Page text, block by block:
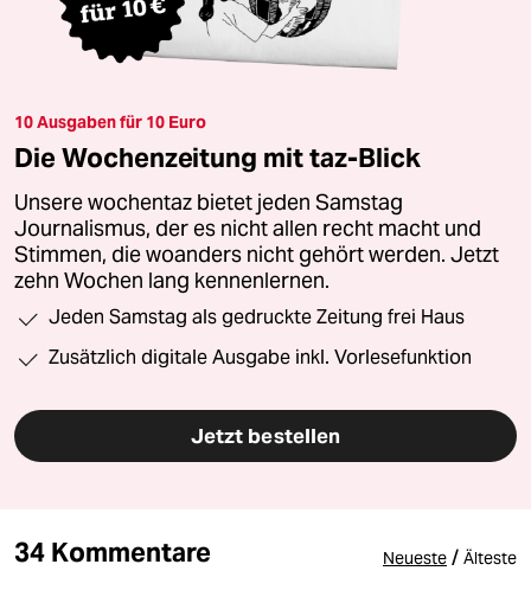
10 Ausgaben für 10 Euro
Die Wochenzeitung mit taz-Blick
Unsere wochentaz bietet jeden Samstag
Journalismus, der es nicht allen recht macht und
Stimmen, die woanders nicht gehört werden. Jetzt
zehn Wochen lang kennenlernen.
Jeden Samstag als gedruckte Zeitung frei Haus
Zusätzlich digitale Ausgabe inkl. Vorlesefunktion
Jetzt bestellen
34 Kommentare Neueste / Älteste